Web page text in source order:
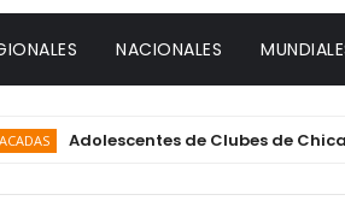
NACIONALES
Adolescentes de Clubes de Chicas de